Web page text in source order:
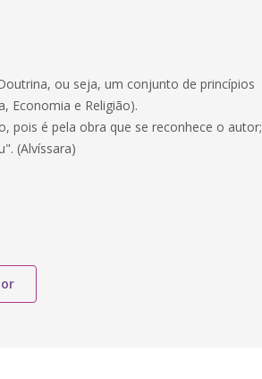
ou seja, um conjunto de princípios
Economia e Religião).
pois é pela obra que se reconhece o autor;
(Alvíssara)